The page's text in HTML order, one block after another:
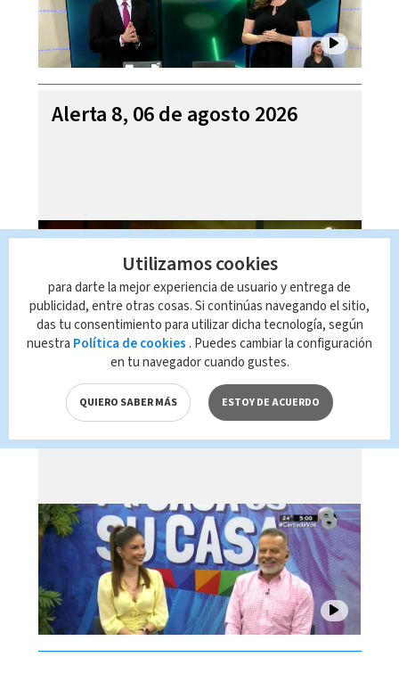
Alerta 8, 06 de agosto 2026
Mi Casa es su Casa, 06 de
agosto 2026
Utilizamos cookies
para darte la mejor experiencia de usuario y entrega de
publicidad, entre otras cosas. Si continúas navegando el sitio,
das tu consentimiento para utilizar dicha tecnología, según
nuestra Política de cookies . Puedes cambiar la configuración
en tu navegador cuando gustes.
QUIERO SABER MÁS ESTOY DE ACUERDO